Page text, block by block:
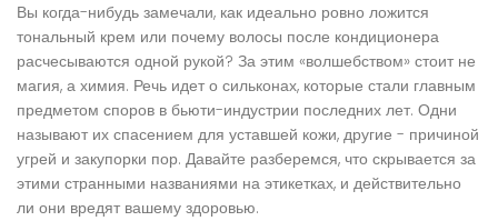
Вы когда-нибудь замечали, как идеально ровно ложится
тональный крем или почему волосы после кондиционера
расчесываются одной рукой? За этим «волшебством» стоит не
магия, а химия. Речь идет о сильконах, которые стали главным
предметом споров в бьюти-индустрии последних лет. Одни
называют их спасением для уставшей кожи, другие - причиной
угрей и закупорки пор. Давайте разберемся, что скрывается за
этими странными названиями на этикетках, и действительно
ли они вредят вашему здоровью.